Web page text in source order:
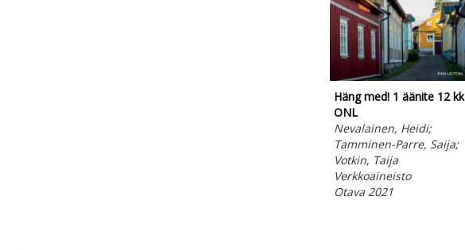
Häng med! 1 äänite 12 kk
ONL
Nevalainen, Heidi;
Tamminen-Parre, Saija;
Votkin, Taija
Verkkoaineisto
Otava 2021